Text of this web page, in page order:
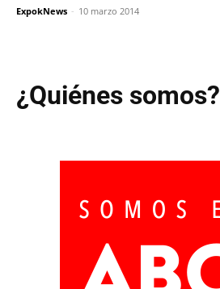
ExpokNews - 10 marzo 2014
¿Quiénes somos?